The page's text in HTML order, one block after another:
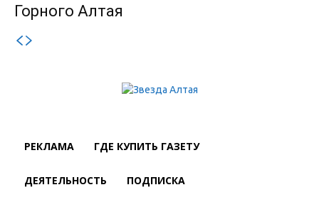
Горного Алтая
РЕКЛАМА ГДЕ КУПИТЬ ГАЗЕТУ
ДЕЯТЕЛЬНОСТЬ ПОДПИСКА